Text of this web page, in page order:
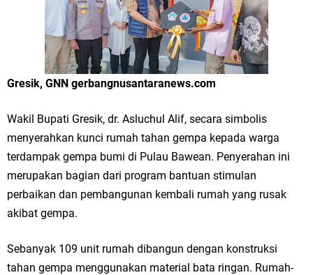
FOZ Jatim, BAZNAS, dan Kemenag Salurkan 22.456 Bingkisan Lebaran
Yatim Serentak di Berbagai Daerah di Jawa Timur
Bupati Gresik Gus Yani Resmikan Kantor Desa Sidoraharjo: Simbol
Komitmen Pelayanan Publik dan Kepedulian Sosial
JKNN
Ruwatan Malam Satu Suro di Dusun Kedungsekar Lor, Tradisi Luhur
Ketua DPD Golkar Gresik Wongso Negoro Sambut Tahun Baru Islam
Gresik, GNN gerbangnusantaranews.com
Wakil Bupati Gresik, dr. Asluchul Alif, secara simbolis
menyerahkan kunci rumah tahan gempa kepada warga
terdampak gempa bumi di Pulau Bawean. Penyerahan ini
merupakan bagian dari program bantuan stimulan
perbaikan dan pembangunan kembali rumah yang rusak
akibat gempa.
Sebanyak 109 unit rumah dibangun dengan konstruksi
tahan gempa menggunakan material bata ringan. Rumah-